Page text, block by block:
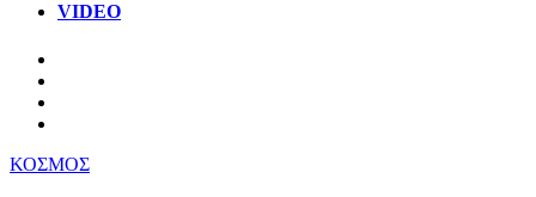
VIDEO
ΚΟΣΜΟΣ